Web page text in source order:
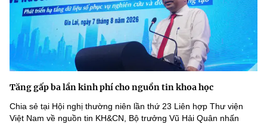
Tăng gấp ba lần kinh phí cho nguồn tin khoa học
Chia sẻ tại Hội nghị thường niên lần thứ 23 Liên hợp Thư viện
Việt Nam về nguồn tin KH&CN, Bộ trưởng Vũ Hải Quân nhấn